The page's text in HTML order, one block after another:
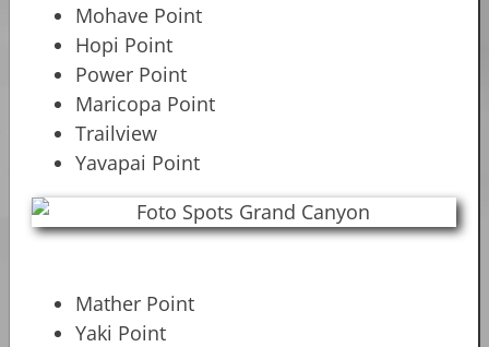
Mohave Point
Hopi Point
Power Point
Maricopa Point
Trailview
Yavapai Point
Mather Point
Yaki Point